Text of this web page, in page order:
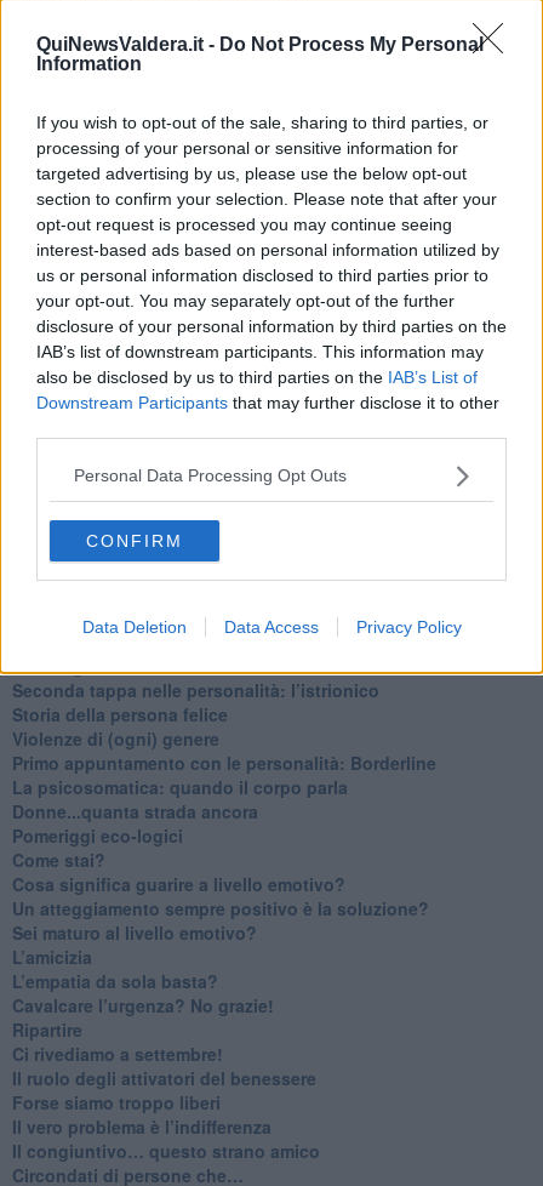
QuiNewsValdera.it - Do Not Process My Personal
Information
If you wish to opt-out of the sale, sharing to third parties, or
processing of your personal or sensitive information for
targeted advertising by us, please use the below opt-out
section to confirm your selection. Please note that after your
opt-out request is processed you may continue seeing
interest-based ads based on personal information utilized by
us or personal information disclosed to third parties prior to
your opt-out. You may separately opt-out of the further
disclosure of your personal information by third parties on the
IAB’s list of downstream participants. This information may
also be disclosed by us to third parties on the IAB’s List of
Downstream Participants that may further disclose it to other
Personal Data Processing Opt Outs
CONFIRM
Data Deletion Data Access Privacy Policy
Homo imbecillis
​4 anni di Blog
​Clima ballerino e sbalzi d’umore
La maternità
​L’uomo o l’orso?
Non hanno un amico a teatro​
​Tutta una questione di rispetto
​Cose che ci esauriscono
​Vespa che passione!
​Lasciate ai vostri figli il diritto di piangere
​Parole d’amore regalate al vento
​Essere genitori di un adolescente
​Saper pazientare
​Giornata del Fiocchetto Lilla
Ma ti ascolti?
Contornati di persone che…
Non dare niente per scontato
Che cos’è la dipendenza affettiva?
Quarta tappa nelle personalità: il narcisista
​Nuovi arrivi!
​Terza tappa nelle personalità: l’antisociale
​Avvicinandoci a Natale 2023
Seconda tappa nelle personalità: l’istrionico
​Storia della persona felice
Violenze di (ogni) genere
​Primo appuntamento con le personalità: Borderline
La psicosomatica: quando il corpo parla
Donne...quanta strada ancora
​Pomeriggi eco-logici
​Come stai?
Cosa significa guarire a livello emotivo?
​Un atteggiamento sempre positivo è la soluzione?
​Sei maturo al livello emotivo?
​L’amicizia
​L’empatia da sola basta?
​Cavalcare l’urgenza? No grazie!
Ripartire
​Ci rivediamo a settembre!
​Il ruolo degli attivatori del benessere
​Forse siamo troppo liberi
​Il vero problema è l’indifferenza
​Il congiuntivo… questo strano amico
​Circondati di persone che…